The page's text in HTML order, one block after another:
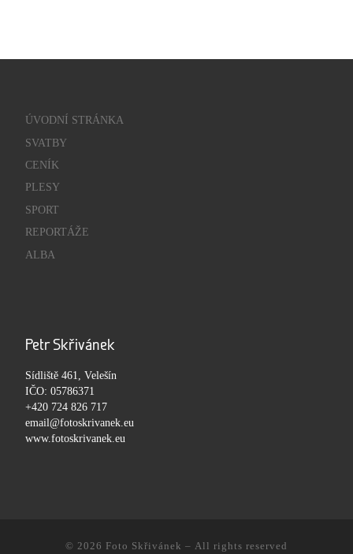
ÚVODNÍ STRÁNKA
SVATBY
CENÍK
PLESY
SPORT
REPORTÁŽE
ALBA
Petr Skřivánek
Sídliště 461, Velešín
IČO: 05786371
+420 724 826 717
email@fotoskrivanek.eu
www.fotoskrivanek.eu
© 2026 Foto Skřivánek – All rights reserved